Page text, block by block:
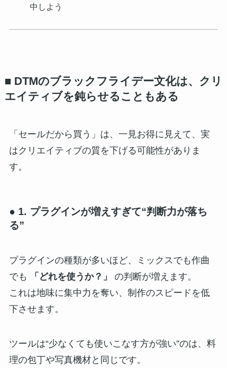
中しよう
■ DTMのブラックフライデー文化は、クリ
エイティブを鈍らせることもある
「セールだから買う」は、一見お得に見えて、実
はクリエイティブの質を下げる可能性がありま
す。
● 1. プラグインが増えすぎて“判断力が落ち
る”
プラグインの種類が多いほど、ミックスでも作曲
でも
「どれを使うか？」
の判断が増えます。
これは地味に集中力を奪い、制作のスピードを低
下させます。
ツールは“少なくても使いこなす方が強い”のは、料
理の包丁や写真機材と同じです。